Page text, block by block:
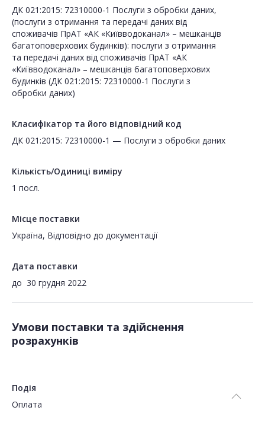
ДК 021:2015: 72310000-1 Послуги з обробки даних,
(послуги з отримання та передачі даних від
споживачів ПрАТ «АК «Київводоканал» – мешканців
багатоповерхових будинків): послуги з отримання
та передачі даних від споживачів ПрАТ «АК
«Київводоканал» – мешканців багатоповерхових
будинків (ДК 021:2015: 72310000-1 Послуги з
обробки даних)
Класифікатор та його відповідний код
ДК 021:2015: 72310000-1 — Послуги з обробки даних
Кількість/Одиниці виміру
1 посл.
Місце поставки
Україна, Відповідно до документації
Дата поставки
до 30 грудня 2022
Умови поставки та здійснення
розрахунків
Подія
Оплата